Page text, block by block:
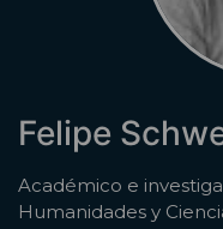
Felipe
Académico e
Humanidades y